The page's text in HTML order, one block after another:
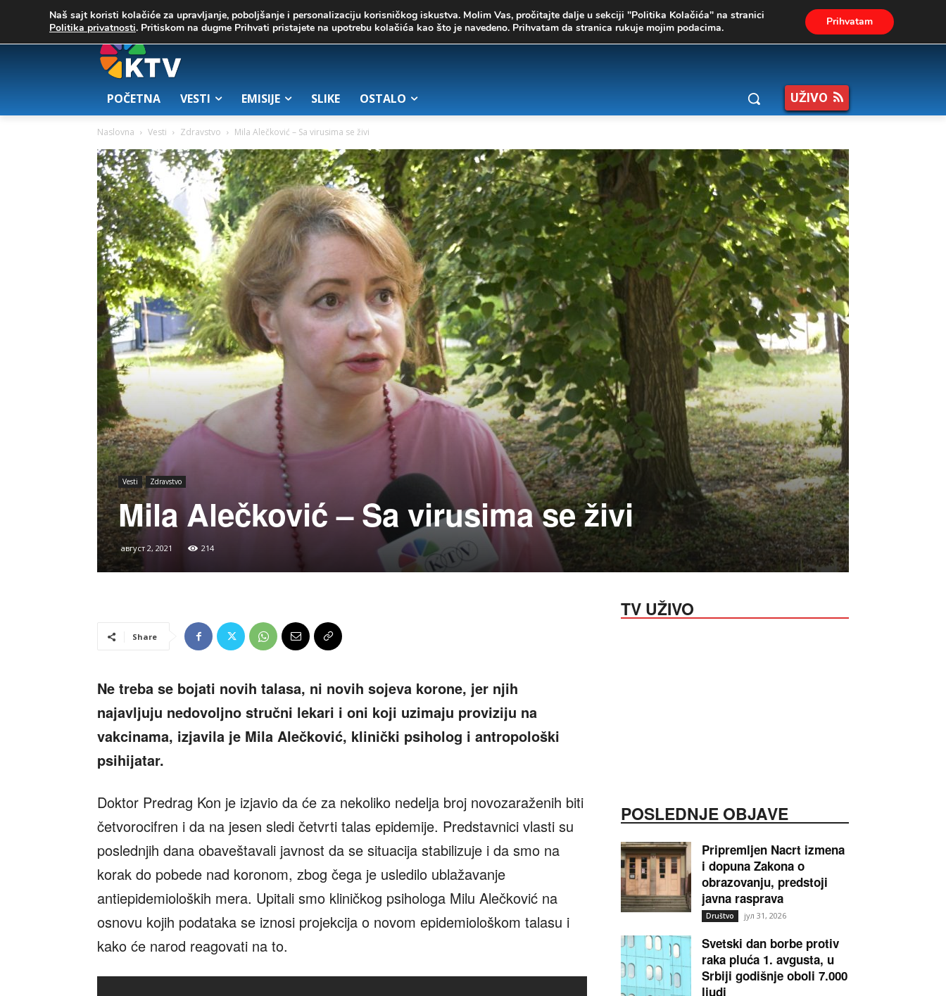
32.1 Zrenjanin 02. август 2026.
POČETNA VESTI EMISIJE SLIKE OSTALO UŽIVO
Naslovna Vesti Zdravstvo Mila Alečković – Sa virusima se živi
Vesti Zdravstvo
Mila Alečković – Sa virusima se živi
август 2, 2021 214
Share
Ne treba se bojati novih talasa, ni novih sojeva korone, jer njih
najavljuju nedovoljno stručni lekari i oni koji uzimaju proviziju na
vakcinama, izjavila je Mila Alečković, klinički psiholog i antropološki
psihijatar.
Doktor Predrag Kon je izjavio da će za nekoliko nedelja broj novozaraženih biti
četvorocifren i da na jesen sledi četvrti talas epidemije. Predstavnici vlasti su
poslednjih dana obaveštavali javnost da se situacija stabilizuje i da smo na
korak do pobede nad koronom, zbog čega je usledilo ublažavanje
antiepidemioloških mera. Upitali smo kliničkog psihologa Milu Alečković na
osnovu kojih podataka se iznosi projekcija o novom epidemiološkom talasu i
kako će narod reagovati na to.
TV UŽIVO
POSLEDNJE OBJAVE
Pripremljen Nacrt izmena
i dopuna Zakona o
obrazovanju, predstoji
javna rasprava
Društvo јул 31, 2026
Svetski dan borbe protiv
raka pluća 1. avgusta, u
Srbiji godišnje oboli 7.000
ljudi
Naš sajt koristi kolačiće za upravljanje, poboljšanje i personalizaciju korisničkog iskustva. Molim Vas, pročitajte dalje u sekciji "Politika Kolačića" na stranici
Politika privatnosti. Pritiskom na dugme Prihvati pristajete na upotrebu kolačića kao što je navedeno. Prihvatam da stranica rukuje mojim podacima. Prihvatam